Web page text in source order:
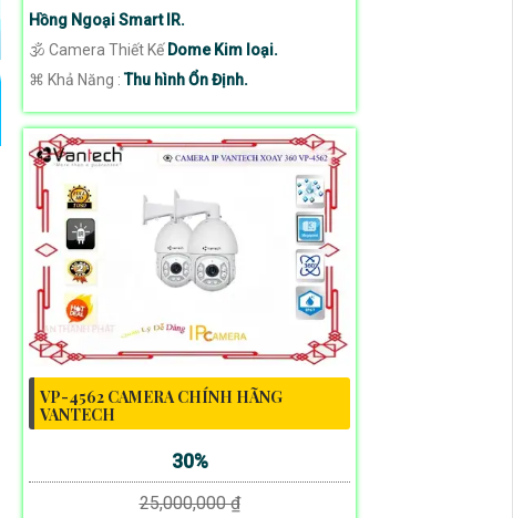
Hồng Ngoại Smart IR.
🕉️ Camera Thiết KếDome Kim loại.
️⌘ Khả Năng :Thu hình Ổn Định.
VP-4562 CAMERA CHÍNH HÃNG
VANTECH
30%
25,000,000 ₫